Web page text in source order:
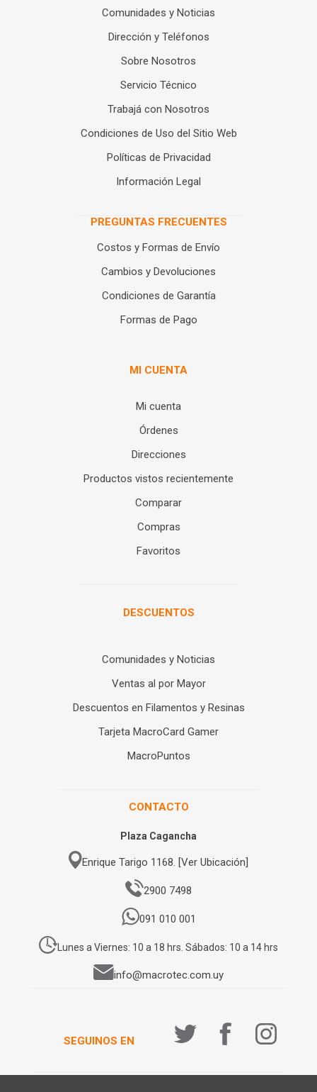
Comunidades y Noticias
Dirección y Teléfonos
Sobre Nosotros
Servicio Técnico
Trabajá con Nosotros
Condiciones de Uso del Sitio Web
Políticas de Privacidad
Información Legal
PREGUNTAS FRECUENTES
Costos y Formas de Envío
Cambios y Devoluciones
Condiciones de Garantía
Formas de Pago
MI CUENTA
Mi cuenta
Órdenes
Direcciones
Productos vistos recientemente
Comparar
Compras
Favoritos
DESCUENTOS
Comunidades y Noticias
Ventas al por Mayor
Descuentos en Filamentos y Resinas
Tarjeta MacroCard Gamer
MacroPuntos
CONTACTO
Plaza Cagancha
Enrique Tarigo 1168. [Ver Ubicación]
2900 7498
091 010 001
Lunes a Viernes: 10 a 18 hrs. Sábados: 10 a 14 hrs
info@macrotec.com.uy
SEGUINOS EN